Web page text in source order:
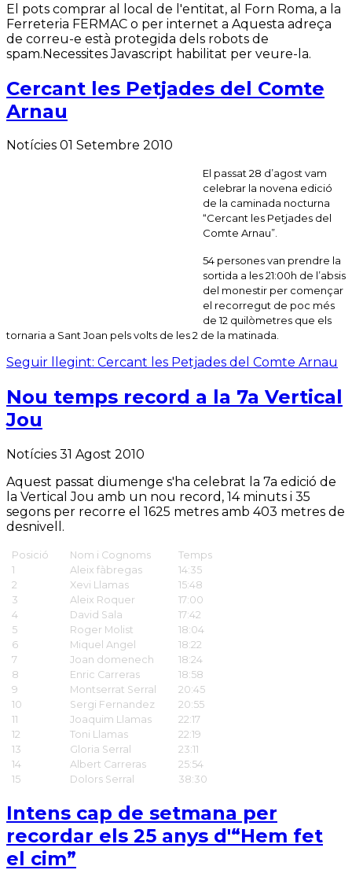
El pots comprar al local de l'entitat, al Forn Roma, a la
Ferreteria FERMAC o per internet a Aquesta adreça
de correu-e està protegida dels robots de
spam.Necessites Javascript habilitat per veure-la.
Cercant les Petjades del Comte
Arnau
Notícies 01 Setembre 2010
El passat 28 d’agost vam
celebrar la novena edició
de la caminada nocturna
“Cercant les Petjades del
Comte Arnau”.
54 persones van prendre la
sortida a les 21:00h de l’absis
del monestir per començar
el recorregut de poc més
de 12 quilòmetres que els
tornaria a Sant Joan pels volts de les 2 de la matinada.
Seguir llegint: Cercant les Petjades del Comte Arnau
Nou temps record a la 7a Vertical
Jou
Notícies 31 Agost 2010
Aquest passat diumenge s'ha celebrat la 7a edició de
la Vertical Jou amb un nou record, 14 minuts i 35
segons per recorre el 1625 metres amb 403 metres de
desnivell.
Posició Nom i Cognoms
Temps
1
Aleix fàbregas
14:35
2
Xevi Llamas
15:48
3
Aleix Roquer
17:00
4
David Sala
17:42
5
Roger Molist
18:04
6
Miquel Angel
18:22
7
Joan domenech
18:24
8
Enric Carreras
18:58
9
Montserrat Serral
20:45
10
Sergi Fernandez
20:55
11
Joaquim Llamas
22:17
12
Toni Llamas
22:19
13
Gloria Serral
23:11
14
Albert Carreras
25:54
15
Dolors Serral 38:30
Intens cap de setmana per
recordar els 25 anys d'“Hem fet
el cim”